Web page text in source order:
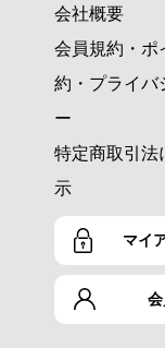
会社概要
会員規約・ポ
約・プライバ
ー
特定商取引法
示
マイ